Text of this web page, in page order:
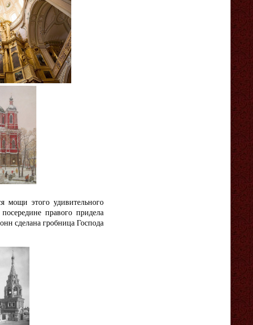
мощи этого удивительного
правого придела
сделана гробница Господа